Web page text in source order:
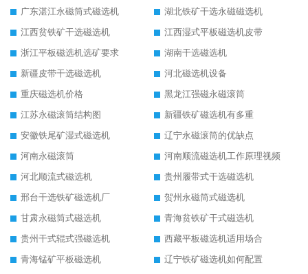
广东湛江永磁筒式磁选机
湖北铁矿干选永磁磁选机
江西贫铁矿干选磁选机
江西湿式平板磁选机皮带
浙江平板磁选机选矿要求
湖南干选磁选机
新疆皮带干选磁选机
河北磁选机设备
重庆磁选机价格
黑龙江强磁永磁滚筒
江苏永磁滚筒结构图
新疆铁矿磁选机有多重
安徽铁尾矿湿式磁选机
辽宁永磁滚筒的优缺点
河南永磁滚筒
河南顺流磁选机工作原理视频
河北顺流式磁选机
贵州履带式干选磁选机
邢台干选铁矿磁选机厂
贺州永磁筒式磁选机
甘肃永磁筒式磁选机
青海贫铁矿干式磁选机
贵州干式辊式强磁选机
西藏平板磁选机适用场合
青海锰矿平板磁选机
辽宁铁矿磁选机如何配置